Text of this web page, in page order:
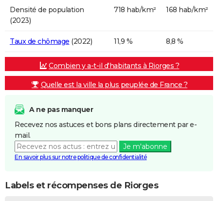
Densité de population
(2023)
718 hab/km² 168 hab/km²
Taux de chômage (2022) 11,9 % 8,8 %
Combien y a-t-il d'habitants à Riorges ?
Quelle est la ville la plus peuplée de France ?
A ne pas manquer
Recevez nos astuces et bons plans directement par e-
mail.
Je m'abonne
En savoir plus sur notre politique de confidentialité
Labels et récompenses de Riorges